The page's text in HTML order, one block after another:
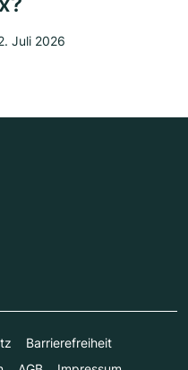
Juli 2026
Barrierefreiheit